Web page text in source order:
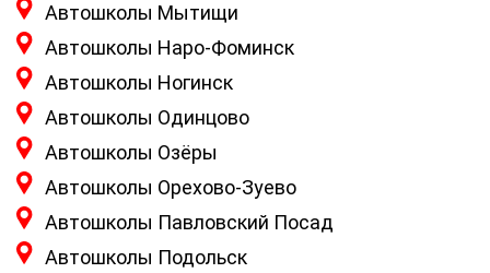
Автошколы Мытищи
Автошколы Наро-Фоминск
Автошколы Ногинск
Автошколы Одинцово
Автошколы Озёры
Автошколы Орехово-Зуево
Автошколы Павловский Посад
Автошколы Подольск